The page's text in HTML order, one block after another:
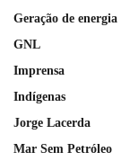
Geração de energia
GNL
Imprensa
Indígenas
Jorge Lacerda
Mar Sem Petróleo